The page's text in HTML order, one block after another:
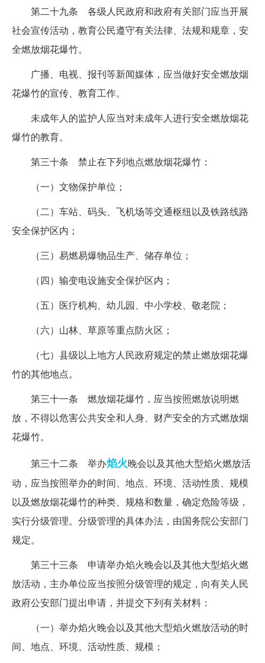
第二十九条 各级人民政府和政府有关部门应当开展
社会宣传活动，教育公民遵守有关法律、法规和规章，安
全燃放烟花爆竹。
广播、电视、报刊等新闻媒体，应当做好安全燃放烟
花爆竹的宣传、教育工作。
未成年人的监护人应当对未成年人进行安全燃放烟花
爆竹的教育。
第三十条 禁止在下列地点燃放烟花爆竹：
（一）文物保护单位；
（二）车站、码头、飞机场等交通枢纽以及铁路线路
安全保护区内；
（三）易燃易爆物品生产、储存单位；
（四）输变电设施安全保护区内；
（五）医疗机构、幼儿园、中小学校、敬老院；
（六）山林、草原等重点防火区；
（七）县级以上地方人民政府规定的禁止燃放烟花爆
竹的其他地点。
第三十一条 燃放烟花爆竹，应当按照燃放说明燃
放，不得以危害公共安全和人身、财产安全的方式燃放烟
花爆竹。
第三十二条 举办焰火晚会以及其他大型焰火燃放活
动，应当按照举办的时间、地点、环境、活动性质、规模
以及燃放烟花爆竹的种类、规格和数量，确定危险等级，
实行分级管理。分级管理的具体办法，由国务院公安部门
规定。
第三十三条 申请举办焰火晚会以及其他大型焰火燃
放活动，主办单位应当按照分级管理的规定，向有关人民
政府公安部门提出申请，并提交下列有关材料：
（一）举办焰火晚会以及其他大型焰火燃放活动的时
间、地点、环境、活动性质、规模；